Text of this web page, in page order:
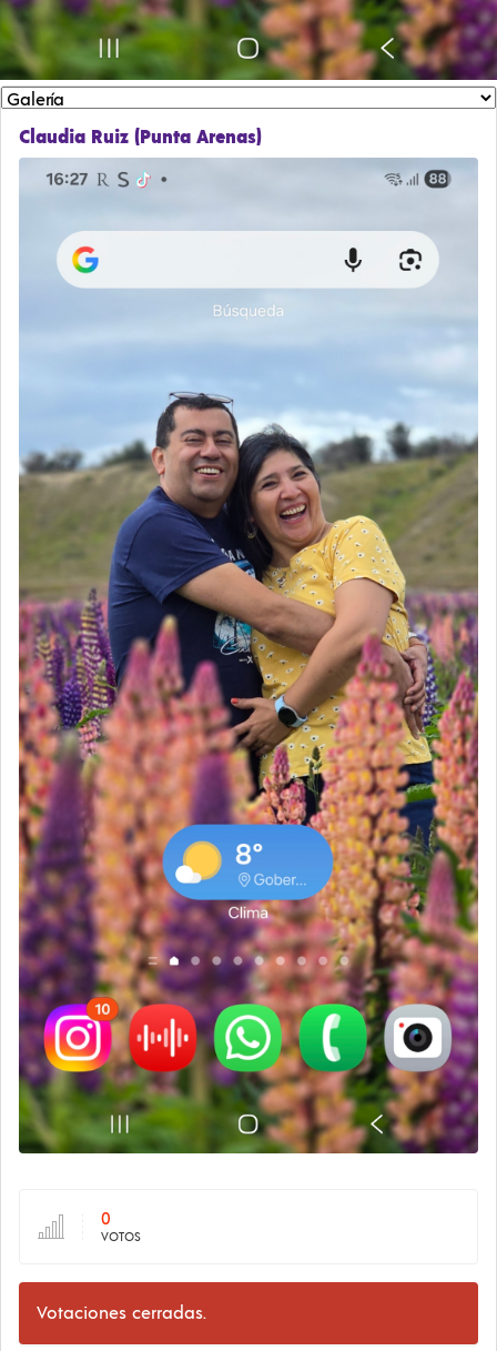
Claudia Ruiz (Punta Arenas)
0
VOTOS
Votaciones cerradas.